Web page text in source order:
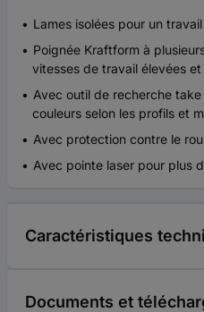
Lames isolées pour un
Poignée Kraftform à
vitesses de travail élevées
Avec outil de recherche
couleurs selon les profils et
Avec protection contre le
Avec pointe laser pour plus
Caractéristiques
Documents et